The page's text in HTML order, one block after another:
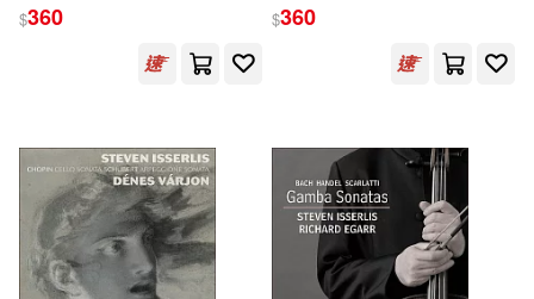
Steven E.(528)
Steven C.(426)
Pearson College Div(368)
John Wiley & Sons Inc(238)
Prentice Hall(211)
(可複選)
可超商取貨(49200)
可海外宅配(49206)
$360 $360